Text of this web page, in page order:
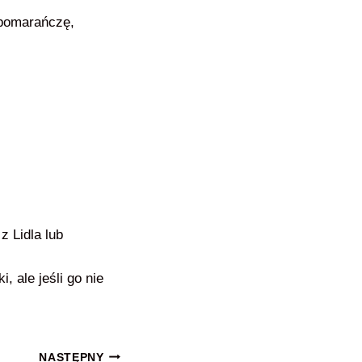
Lidla lub
ale jeśli go nie
NASTĘPNY